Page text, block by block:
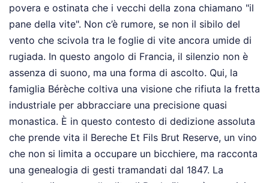
povera e ostinata che i vecchi della zona chiamano "il
pane della vite". Non c’è rumore, se non il sibilo del
vento che scivola tra le foglie di vite ancora umide di
rugiada. In questo angolo di Francia, il silenzio non è
assenza di suono, ma una forma di ascolto. Qui, la
famiglia Bérèche coltiva una visione che rifiuta la fretta
industriale per abbracciare una precisione quasi
monastica. È in questo contesto di dedizione assoluta
che prende vita il Bereche Et Fils Brut Reserve, un vino
che non si limita a occupare un bicchiere, ma racconta
una genealogia di gesti tramandati dal 1847. La